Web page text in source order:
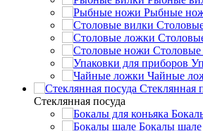
Рыбные
Чайные
Стеклянная
Стеклянная посуда
Бокалы шале